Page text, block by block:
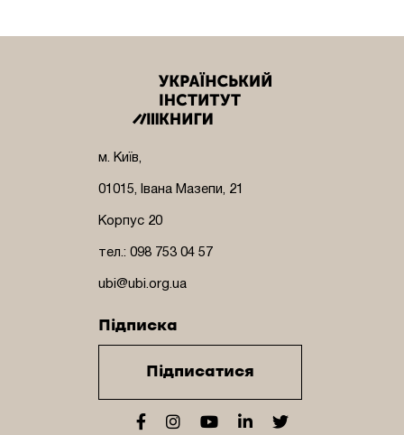
м. Київ,
01015, Івана Мазепи, 21
Корпус 20
тел.: 098 753 04 57
ubi@ubi.org.ua
Підписка
Підписатися